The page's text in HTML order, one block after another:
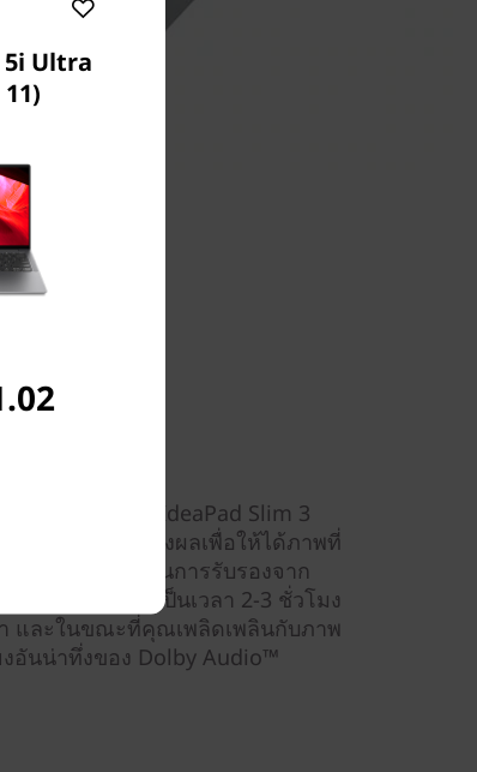
ายบนแล็ปท็อป IdeaPad Slim 3
ของพื้นที่จอแสดงผลเพื่อให้ได้ภาพที่
อแสดงผลยังผ่านการรับรองจาก
คุณต้องทำงานเป็นเวลา 2-3 ชั่วโมง
และในขณะที่คุณเพลิดเพลินกับภาพ
อันน่าทึ่งของ Dolby Audio™
Ultra